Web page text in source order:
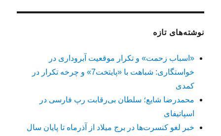
نوشته‌های تازه
«اسباب زحمت» و تکرار موقعیت آبروداری در
خواستگاری: شباهت با «پایتخت7» و چرخه تکرار در
کمدی
محمدرضا شایع؛ سلطان بی‌رقابت رپ فارسی در
اسپاتیفای
خبر لغو کنسرت‌ها در برج میلاد از آذرماه تا پایان سال